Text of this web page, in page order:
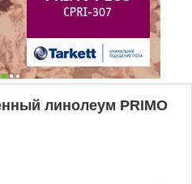
линолеум PRIMO